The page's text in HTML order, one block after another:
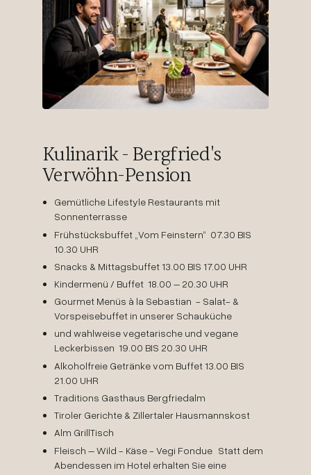
Kulinarik - Bergfried's
Verwöhn-Pension
Gemütliche Lifestyle Restaurants mit
Sonnenterrasse
Frühstücksbuffet „Vom Feinstern“ 07.30 BIS
10.30 UHR
Snacks & Mittagsbuffet 13.00 BIS 17.00 UHR
Kindermenü / Buffet 18.00 – 20.30 UHR
Gourmet Menüs à la Sebastian - Salat- &
Vorspeisebuffet in unserer Schauküche
und wahlweise vegetarische und vegane
Leckerbissen 19.00 BIS 20.30 UHR
Alkoholfreie Getränke vom Buffet 13.00 BIS
21.00 UHR
Traditions Gasthaus Bergfriedalm
Tiroler Gerichte & Zillertaler Hausmannskost
Alm GrillTisch
Fleisch – Wild - Käse - Vegi Fondue Statt dem
Abendessen im Hotel erhalten Sie eine